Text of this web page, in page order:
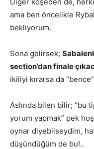
ama ben öncelikle
bekliyorum.
Sona gelirsek;
section’dan finale
ikiliyi kırarsa da
Aslında bilen bilir; “bu
yorum yapmak” pek
oynar diyebilseydim,
düşündüğüm de bu!..